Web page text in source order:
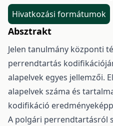
Hivatkozási formátumok
Absztrakt
Jelen tanulmány központi
perrendtartás
alapelvek egyes jellemzői.
alapelvek száma és
kodifikáció
A polgári perrendtartásról